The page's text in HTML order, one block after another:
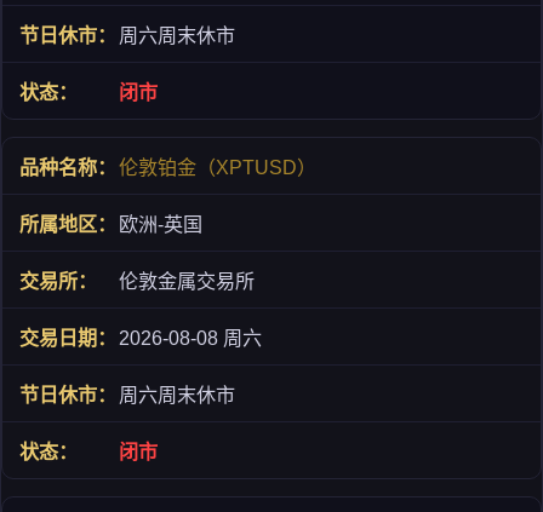
周六周末休市
闭市
伦敦铂金（XPTUSD）
欧洲-英国
伦敦金属交易所
2026-08-08 周六
周六周末休市
闭市